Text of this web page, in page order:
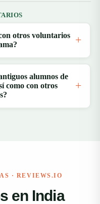
otros voluntarios
alumnos de
como con otros
· REVIEWS.IO
en India